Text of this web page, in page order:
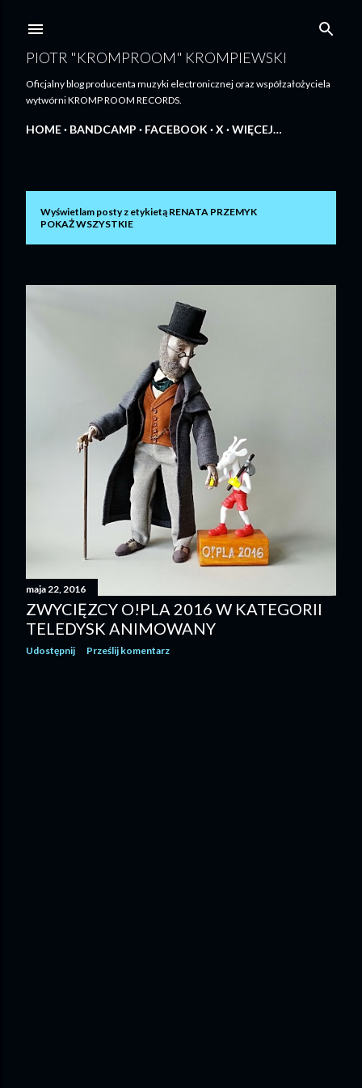
PIOTR "KROMPROOM" KROMPIEWSKI
Oficjalny blog producenta muzyki electronicznej oraz współzałożyciela
wytwórni KROMP ROOM RECORDS.
HOME BANDCAMP FACEBOOK X WIĘCEJ…
s
Wyświetlam posty z etykietą RENATA PRZEMYK
POKAŻ WSZYSTKIE
maja 22, 2016
ZWYCIĘZCY O!PLA 2016 W KATEGORII
TELEDYSK ANIMOWANY
Udostępnij Prześlij komentarz